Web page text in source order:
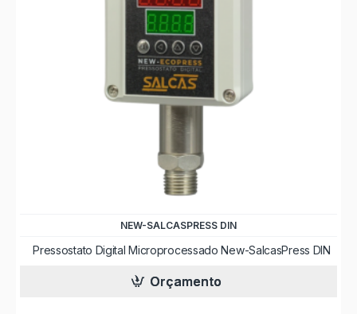
NEW-SALCASPRESS DIN
Pressostato Digital Microprocessado New-SalcasPress DIN
Orçamento